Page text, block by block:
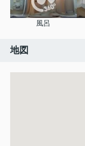
風呂
地図